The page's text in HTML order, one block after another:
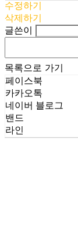
수정하기
삭제하기
글쓴이
목록으로 가기
페이스북
카카오톡
네이버 블로그
밴드
라인